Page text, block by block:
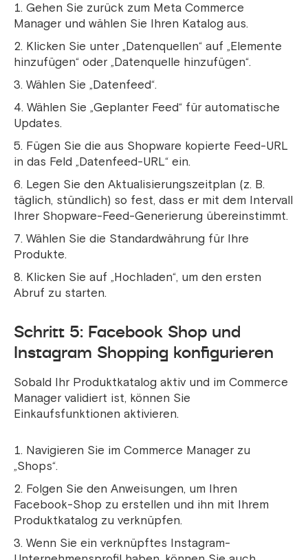
Gehen Sie zurück zum Meta Commerce
Manager und wählen Sie Ihren Katalog aus.
Klicken Sie unter „Datenquellen“ auf „Elemente
hinzufügen“ oder „Datenquelle hinzufügen“.
Wählen Sie „Datenfeed“.
Wählen Sie „Geplanter Feed“ für automatische
Updates.
Fügen Sie die aus Shopware kopierte Feed-URL
in das Feld „Datenfeed-URL“ ein.
Legen Sie den Aktualisierungszeitplan (z. B.
täglich, stündlich) so fest, dass er mit dem Intervall
Ihrer Shopware-Feed-Generierung übereinstimmt.
Wählen Sie die Standardwährung für Ihre
Produkte.
Klicken Sie auf „Hochladen“, um den ersten
Abruf zu starten.
Schritt 5: Facebook Shop und
Instagram Shopping konfigurieren
Sobald Ihr Produktkatalog aktiv und im Commerce
Manager validiert ist, können Sie
Einkaufsfunktionen aktivieren.
Navigieren Sie im Commerce Manager zu
„Shops“.
Folgen Sie den Anweisungen, um Ihren
Facebook-Shop zu erstellen und ihn mit Ihrem
Produktkatalog zu verknüpfen.
Wenn Sie ein verknüpftes Instagram-